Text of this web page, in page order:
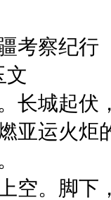
考察纪行
文
长城起
亚运火
空。脚下